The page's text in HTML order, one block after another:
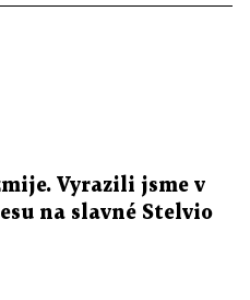
Vyrazili jsme v
na slavné Stelvio